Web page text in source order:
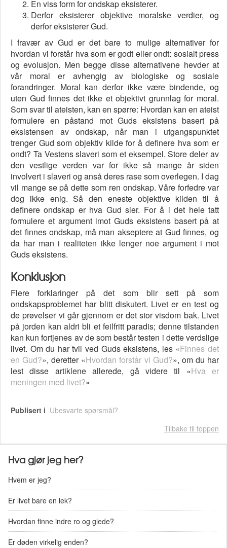
En viss form for ondskap eksisterer.
Derfor eksisterer objektive moralske verdier, og
derfor eksisterer Gud.
I fravær av Gud er det bare to mulige alternativer for
hvordan vi forstår hva som er godt eller ondt: sosialt press
og evolusjon. Men begge disse alternativene hevder at
vår moral er avhengig av biologiske og sosiale
forandringer. Moral kan derfor ikke være bindende, og
uten Gud finnes det ikke et objektivt grunnlag for moral.
Som svar til ateisten, kan en spørre: Hvordan kan en ateist
formulere en påstand mot Guds eksistens basert på
eksistensen av ondskap, når man i utgangspunktet
trenger Gud som objektiv kilde for å definere hva som er
ondt? Ta Vestens slaveri som et eksempel. Store deler av
den vestlige verden var for ikke så mange år siden
involvert i slaveri og anså deres rase som overlegen. I dag
vil mange se på dette som ren ondskap. Våre forfedre var
dog ikke enig. Så den eneste objektive kilden til å
definere ondskap er hva Gud sier. For å i det hele tatt
formulere et argument imot Guds eksistens basert på at
det finnes ondskap, må man akseptere at Gud finnes, og
da har man i realiteten ikke lenger noe argument i mot
Guds eksistens.
Konklusjon
Flere forklaringer på det som blir sett på som
ondskapsproblemet har blitt diskutert. Livet er en test og
de prøvelser vi går gjennom er det stor visdom bak. Livet
på jorden kan aldri bli et feilfritt paradis; denne tilstanden
kan kun fortjenes av de som består testen i dette verdslige
livet. Om du har tvil ved Guds eksistens, les «Finnes det
en Gud?», deretter «Hvordan forstår vi Gud?», om du har
lest disse artiklene allerede, gå videre til «Hva er
meningen med livet?»
Publisert i Ubesvarte spørsmål?
Tilbake til toppen
Hva gjør jeg her?
Hvem er jeg?
Er livet bare en lek?
Hvordan finne indre ro og glede?
Er døden virkelig enden?